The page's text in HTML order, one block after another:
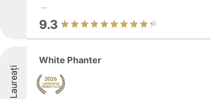
...
9.3
Laureați
White Phanter